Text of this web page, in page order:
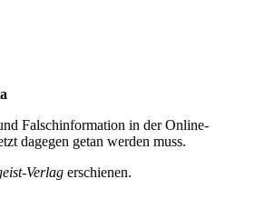
Falsch­information in der Online-
da­gegen getan werden muss.
Verlag erschienen.